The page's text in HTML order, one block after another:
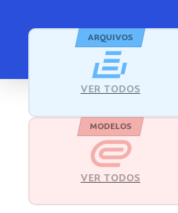
ARQUIVOS
VER TODOS
MODELOS
VER TODOS